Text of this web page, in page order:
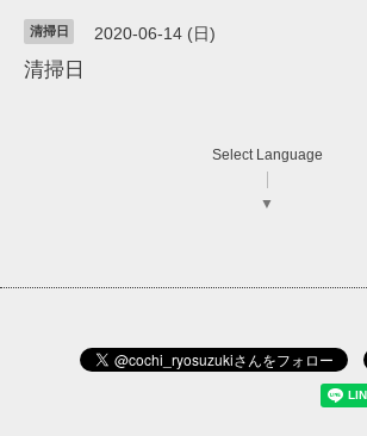
清掃日 2020-06-14 (日)
清掃日
Select Language
▼